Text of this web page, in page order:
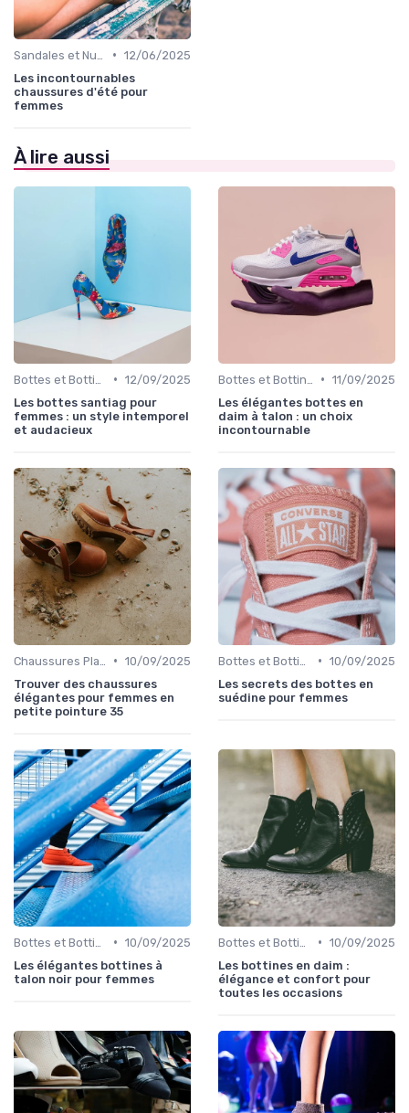
• 12/06/2025
Les incontournables
chaussures d'été pour
femmes
À lire aussi
• 12/09/2025
Les bottes santiag pour
femmes : un style intemporel
et audacieux
• 11/09/2025
Les élégantes bottes en
daim à talon : un choix
incontournable
• 10/09/2025
Trouver des chaussures
élégantes pour femmes en
petite pointure 35
• 10/09/2025
Les secrets des bottes en
suédine pour femmes
• 10/09/2025
Les élégantes bottines à
talon noir pour femmes
• 10/09/2025
Les bottines en daim :
élégance et confort pour
toutes les occasions